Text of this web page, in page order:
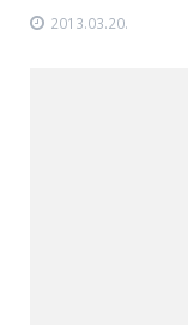
2013.03.20.